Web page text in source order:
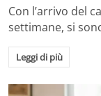
Con l’arrivo del
settimane, si
Leggi di più